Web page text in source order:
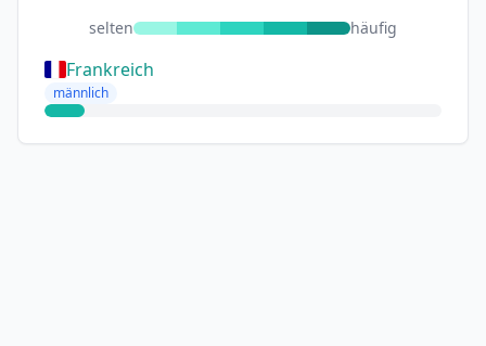
selten häufig
Frankreich
männlich